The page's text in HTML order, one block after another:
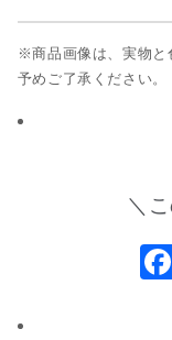
※商品画像は、実物と
予めご了承ください。
＼